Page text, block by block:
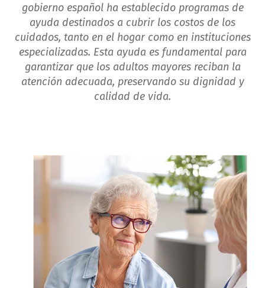
gobierno español ha establecido programas de
ayuda destinados a cubrir los costos de los
cuidados, tanto en el hogar como en instituciones
especializadas. Esta ayuda es fundamental para
garantizar que los adultos mayores reciban la
atención adecuada, preservando su dignidad y
calidad de vida.